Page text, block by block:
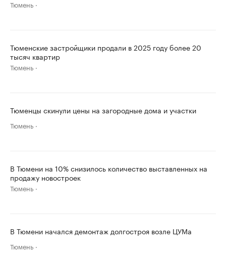
Тюмень
Тюменские застройщики продали в 2025 году более 20
тысяч квартир
Тюмень
Тюменцы скинули цены на загородные дома и участки
Тюмень
В Тюмени на 10% снизилось количество выставленных на
продажу новостроек
Тюмень
В Тюмени начался демонтаж долгостроя возле ЦУМа
Тюмень